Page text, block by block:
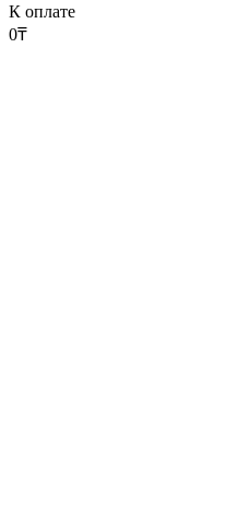
К оплате
0₸